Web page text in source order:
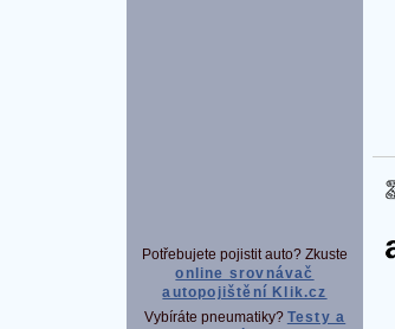
Potřebujete pojistit auto? Zkuste
online srovnávač
autopojištění Klik.cz
Vybíráte pneumatiky? Testy a